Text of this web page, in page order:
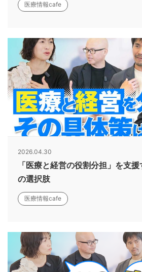
医療情報cafe
2026.04.30
「医療と経営の役割分担」を支
の選択肢
医療情報cafe